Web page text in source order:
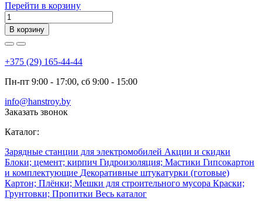
Перейти в корзину
В корзину
+375 (29) 165-44-44
Пн-пт 9:00 - 17:00, сб 9:00 - 15:00
info@hanstroy.by
Заказать звонок
Каталог:
Зарядные станции для электромобилей Акции и скидки
Блоки; цемент; кирпич Гидроизоляция; Мастики Гипсокартон
и комплектующие Декоративные штукатурки (готовые)
Картон; Плёнки; Мешки для строительного мусора Краски;
Грунтовки; Пропитки Весь каталог